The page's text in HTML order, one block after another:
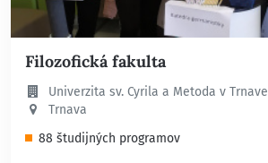
Filozofická fakulta
Univerzita sv. Cyrila a Metoda v Trnave
Trnava
88 študijných programov